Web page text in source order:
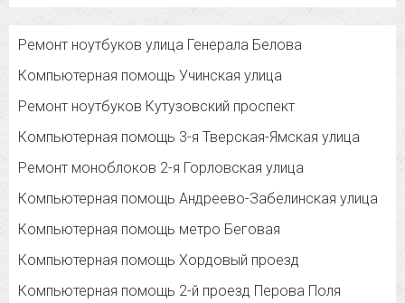
Ремонт ноутбуков улица Генерала Белова
Компьютерная помощь Учинская улица
Ремонт ноутбуков Кутузовский проспект
Компьютерная помощь 3-я Тверская-Ямская улица
Ремонт моноблоков 2-я Горловская улица
Компьютерная помощь Андреево-Забелинская улица
Компьютерная помощь метро Беговая
Компьютерная помощь Хордовый проезд
Компьютерная помощь 2-й проезд Перова Поля